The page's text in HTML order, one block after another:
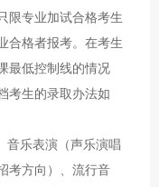
限专业加试合格考生
合格者报考。在考生
最低控制线的情况
考生的录取办法如
音乐表演（声乐演唱
考方向）、流行音